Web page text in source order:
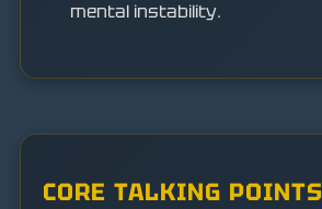
mental instability.
CORE TALKING POINTS